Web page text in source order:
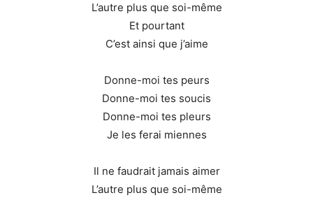
L’autre plus que soi-même
Et pourtant
C’est ainsi que j’aime
Donne-moi tes peurs
Donne-moi tes soucis
Donne-moi tes pleurs
Je les ferai miennes
Il ne faudrait jamais aimer
L’autre plus que soi-même